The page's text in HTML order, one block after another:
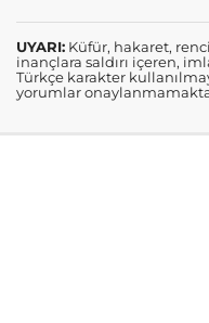
UYARI: Küfür, hakaret,
inançlara saldırı içeren,
Türkçe karakter
yorumlar